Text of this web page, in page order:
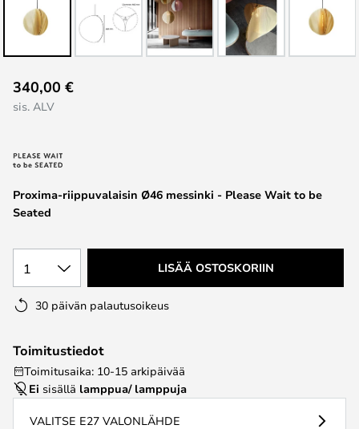
to
the
of
the
images
gallery
Proxima-riippuvalaisin Ø46 messinki - Please Wait to be
Seated
340,00 €
sis. ALV
1 LISÄÄ OSTOSKORIIN
30 päivän palautusoikeus
Toimitustiedot
Toimitusaika: 10-15 arkipäivää
Ei sisällä lamppua/ lamppuja
VALITSE E27 VALONLÄHDE